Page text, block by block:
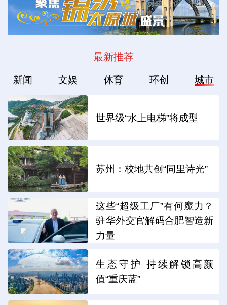
最新推荐
新闻 文娱 体育 环创 城市
世界级“水上电梯”将成型
苏州：校地共创“同里诗光”
这些“超级工厂”有何魔力？
驻华外交官解码合肥智造新
力量
生态守护 持续解锁高颜
值“重庆蓝”